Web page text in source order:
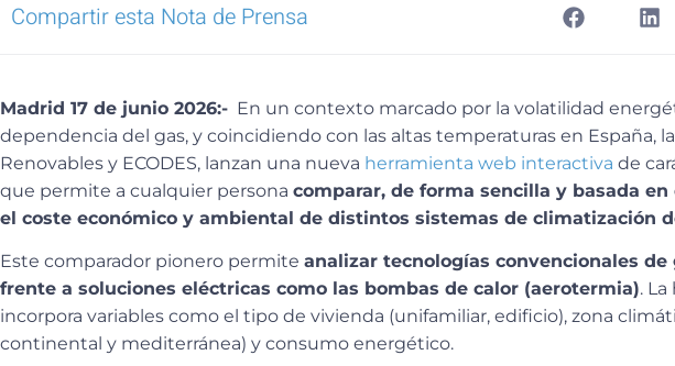
Compartir esta Nota de Prensa
Madrid 17 de junio 2026:- En un contexto marcado por la volatilidad
dependencia del gas, y coincidiendo con las altas temperaturas en España,
Renovables y ECODES, lanzan una nueva herramienta web interactiva de
que permite a cualquier persona comparar, de forma sencilla y basada
el coste económico y ambiental de distintos sistemas de climatización
Este comparador pionero permite analizar tecnologías convencionales de
frente a soluciones eléctricas como las bombas de calor (aerotermia).
incorpora variables como el tipo de vivienda (unifamiliar, edificio), zona
continental y mediterránea) y consumo energético.